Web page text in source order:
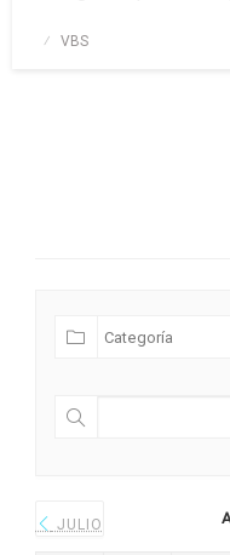
Publicado
VBS
JULIO